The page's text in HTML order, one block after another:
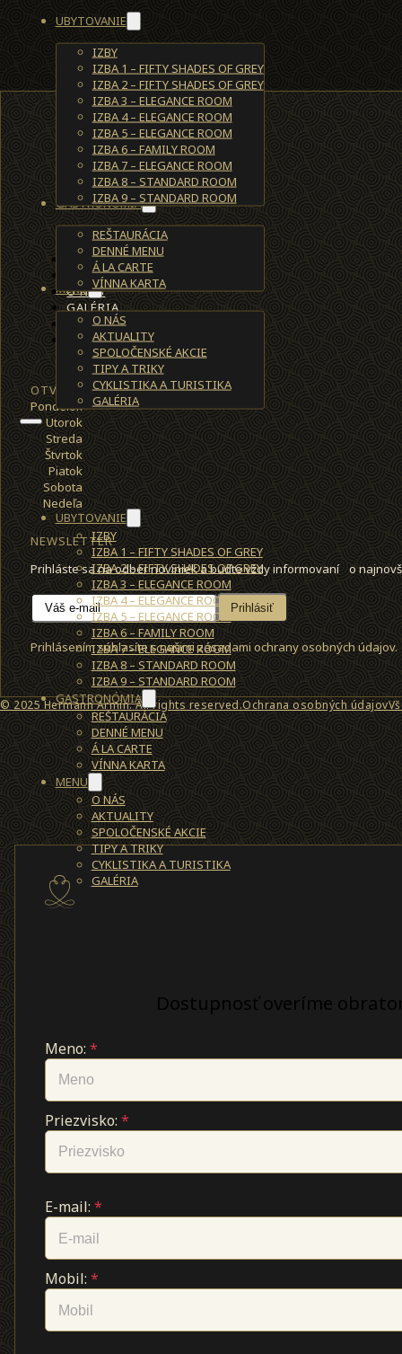
UBYTOVANIE
IZBY
IZBA 1 – FIFTY SHADES OF GREY
IZBA 2 – FIFTY SHADES OF GREY
IZBA 3 – ELEGANCE ROOM
IZBA 4 – ELEGANCE ROOM
IZBA 5 – ELEGANCE ROOM
IZBA 6 – FAMILY ROOM
IZBA 7 – ELEGANCE ROOM
IZBA 8 – STANDARD ROOM
IZBA 9 – STANDARD ROOM
GASTRONÓMIA
REŠTAURÁCIA
DENNÉ MENU
Á LA CARTE
VÍNNA KARTA
MENU
O NÁS
AKTUALITY
SPOLOČENSKÉ AKCIE
TIPY A TRIKY
CYKLISTIKA A TURISTIKA
GALÉRIA
UBYTOVANIE
IZBY
IZBA 1 – FIFTY SHADES OF GREY
IZBA 2 – FIFTY SHADES OF GREY
IZBA 3 – ELEGANCE ROOM
IZBA 4 – ELEGANCE ROOM
IZBA 5 – ELEGANCE ROOM
IZBA 6 – FAMILY ROOM
IZBA 7 – ELEGANCE ROOM
IZBA 8 – STANDARD ROOM
IZBA 9 – STANDARD ROOM
GASTRONÓMIA
REŠTAURÁCIA
DENNÉ MENU
Á LA CARTE
VÍNNA KARTA
MENU
O NÁS
AKTUALITY
SPOLOČENSKÉ AKCIE
TIPY A TRIKY
CYKLISTIKA A TURISTIKA
GALÉRIA
UBYTOVANIE
REŠTAURÁCIA
O NÁS
GALÉRIA
KONTAKT
REZERVÁCIE
OTVÁRACIE HODINY
Pondelok
Utorok
Streda
Štvrtok
Piatok
Sobota
Nedeľa
NEWSLETTER
Prihláste sa na odber noviniek a buďte vždy informovaní o
Prihlásiť
Prihlásením súhlasíte s našimi zásadami ochrany osobných údajov.
© 2025 Hermann Armin. All rights reserved.Ochrana osobných údajov
Dostupnosť overíme
Meno:*
Priezvisko:*
E-mail:*
Mobil:*